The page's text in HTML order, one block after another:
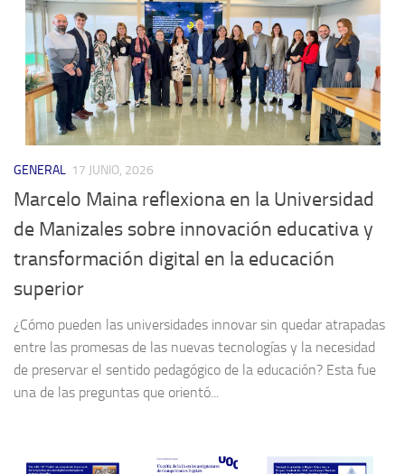
GENERAL 17 JUNIO, 2026
Marcelo Maina reflexiona en la Universidad
de Manizales sobre innovación educativa y
transformación digital en la educación
superior
¿Cómo pueden las universidades innovar sin quedar atrapadas
entre las promesas de las nuevas tecnologías y la necesidad
de preservar el sentido pedagógico de la educación? Esta fue
una de las preguntas que orientó...